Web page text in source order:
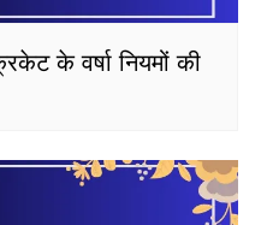
के वर्षा नियमों की